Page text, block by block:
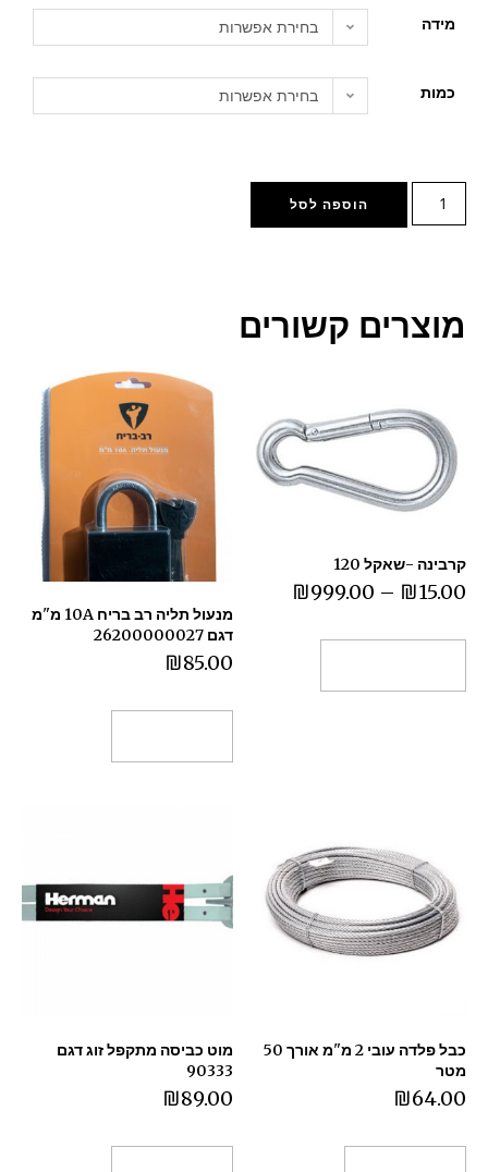
מידה בחירת אפשרות
כמות בחירת אפשרות
הוספה לסל
מוצרים קשורים
קרבינה -שאקל 120
₪15.00
–
₪999.00
מנעול תליה רב בריח 10A מ"מ
דגם 26200000027
₪85.00
כבל פלדה עובי 2 מ"מ אורך 50
מטר
₪64.00
מוט כביסה מתקפל זוג דגם
90333
₪89.00